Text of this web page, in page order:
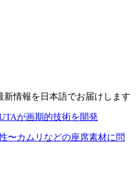
新情報を日本語でお届けします
が画期的技術を開発
〜カムリなどの座席素材に問